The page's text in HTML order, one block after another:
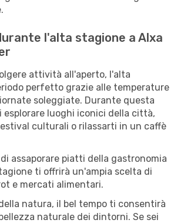
l'alta stagione a Alxa
attività all'aperto, l'alta
perfetto grazie alle temperature
soleggiate. Durante questa
esplorare luoghi iconici della città,
culturali o rilassarti in un caffè
assaporare piatti della gastronomia
ti offrirà un'ampia scelta di
e mercati alimentari.
natura, il bel tempo ti consentirà
naturale dei dintorni. Se sei